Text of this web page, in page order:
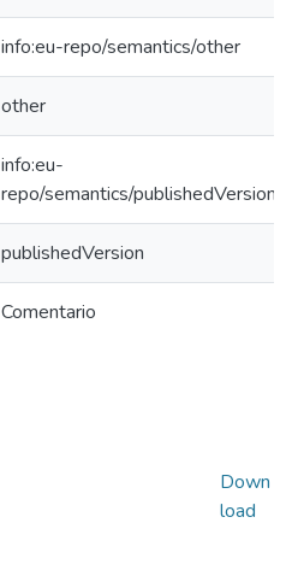
info:eu-repo/semantics/other
other
info:eu-
repo/semantics/publishedVersion
publishedVersion
Comentario
Down
load